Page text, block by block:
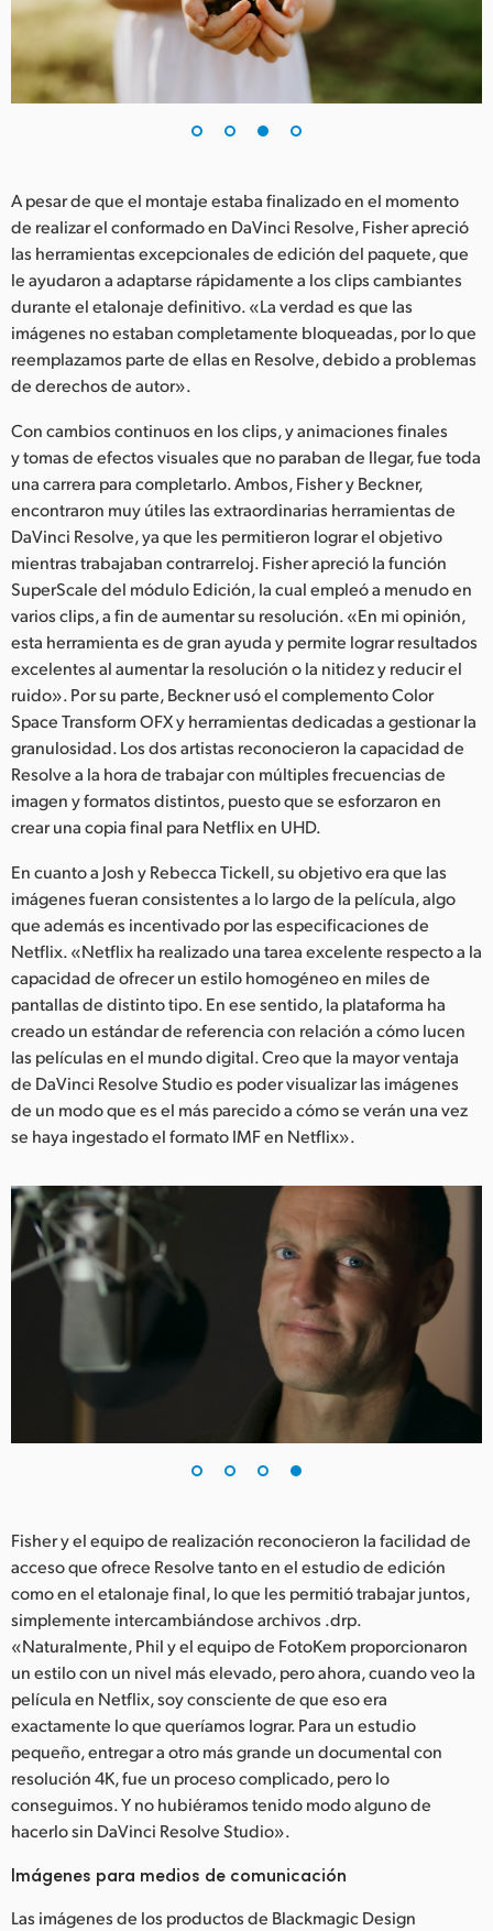
A pesar de que el montaje estaba finalizado en el momento
de realizar el conformado en DaVinci Resolve, Fisher apreció
las herramientas excepcionales de edición del paquete, que
le ayudaron a adaptarse rápidamente a los clips cambiantes
durante el etalonaje definitivo. «La verdad es que las
imágenes no estaban completamente bloqueadas, por lo que
reemplazamos parte de ellas en Resolve, debido a problemas
de derechos de autor».
Con cambios continuos en los clips, y animaciones finales
y tomas de efectos visuales que no paraban de llegar, fue toda
una carrera para completarlo. Ambos, Fisher y Beckner,
encontraron muy útiles las extraordinarias herramientas de
DaVinci Resolve, ya que les permitieron lograr el objetivo
mientras trabajaban contrarreloj. Fisher apreció la función
SuperScale del módulo Edición, la cual empleó a menudo en
varios clips, a fin de aumentar su resolución. «En mi opinión,
esta herramienta es de gran ayuda y permite lograr resultados
excelentes al aumentar la resolución o la nitidez y reducir el
ruido». Por su parte, Beckner usó el complemento Color
Space Transform OFX y herramientas dedicadas a gestionar la
granulosidad. Los dos artistas reconocieron la capacidad de
Resolve a la hora de trabajar con múltiples frecuencias de
imagen y formatos distintos, puesto que se esforzaron en
crear una copia final para Netflix en UHD.
En cuanto a Josh y Rebecca Tickell, su objetivo era que las
imágenes fueran consistentes a lo largo de la película, algo
que además es incentivado por las especificaciones de
Netflix. «Netflix ha realizado una tarea excelente respecto a la
capacidad de ofrecer un estilo homogéneo en miles de
pantallas de distinto tipo. En ese sentido, la plataforma ha
creado un estándar de referencia con relación a cómo lucen
las películas en el mundo digital. Creo que la mayor ventaja
de DaVinci Resolve Studio es poder visualizar las imágenes
de un modo que es el más parecido a cómo se verán una vez
se haya ingestado el formato IMF en Netflix».
Fisher y el equipo de realización reconocieron la facilidad de
acceso que ofrece Resolve tanto en el estudio de edición
como en el etalonaje final, lo que les permitió trabajar juntos,
simplemente intercambiándose archivos .drp.
«Naturalmente, Phil y el equipo de FotoKem proporcionaron
un estilo con un nivel más elevado, pero ahora, cuando veo la
película en Netflix, soy consciente de que eso era
exactamente lo que queríamos lograr. Para un estudio
pequeño, entregar a otro más grande un documental con
resolución 4K, fue un proceso complicado, pero lo
conseguimos. Y no hubiéramos tenido modo alguno de
hacerlo sin DaVinci Resolve Studio».
Imágenes para medios de comunicación
Las imágenes de los productos de Blackmagic Design